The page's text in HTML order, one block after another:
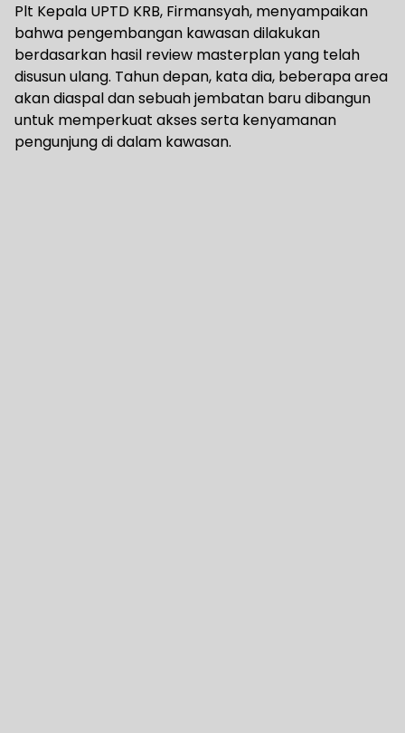
Plt Kepala UPTD KRB, Firmansyah, menyampaikan
bahwa pengembangan kawasan dilakukan
berdasarkan hasil review masterplan yang telah
disusun ulang. Tahun depan, kata dia, beberapa area
akan diaspal dan sebuah jembatan baru dibangun
untuk memperkuat akses serta kenyamanan
pengunjung di dalam kawasan.